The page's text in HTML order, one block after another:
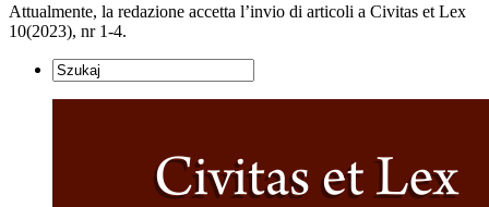
Attualmente, la redazione accetta l’invio di articoli a Civitas et Lex
10(2023), nr 1-4.